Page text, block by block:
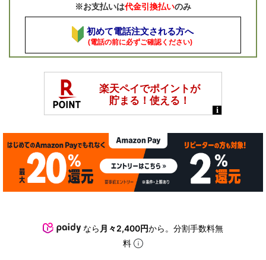
※お支払いは代金引換払いのみ
初めて電話注文される方へ
(電話の前に必ずご確認ください)
なら 月々2,400円から。分割手数料無
料